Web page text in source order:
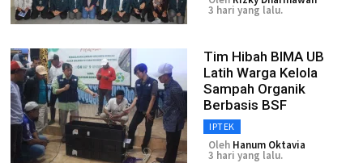
3 hari yang lalu.
Tim Hibah BIMA UB
Latih Warga Kelola
Sampah Organik
Berbasis BSF
IPTEK
Oleh Hanum Oktavia
3 hari yang lalu.